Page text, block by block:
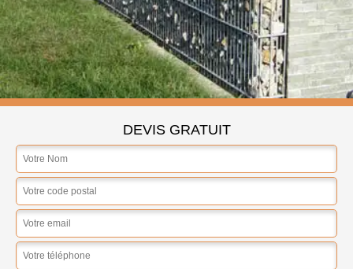
DEVIS GRATUIT